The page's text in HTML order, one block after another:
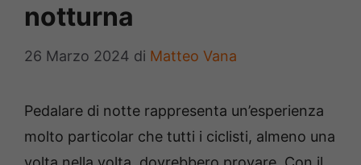
notturna
26 Marzo 2024 di Matteo Vana
Pedalare di notte rappresenta un’esperienza
molto particolar che tutti i ciclisti, almeno una